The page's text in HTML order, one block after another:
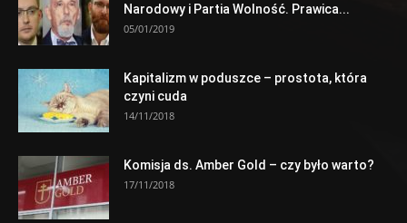
Narodowy i Partia Wolność. Prawica...
05/01/2019
Kapitalizm w poduszce – prostota, która
czyni cuda
14/11/2018
Komisja ds. Amber Gold – czy było warto?
17/11/2018